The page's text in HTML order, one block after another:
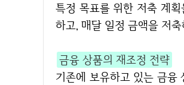
특정 목표를 위한 저축 계
하고, 매달 일정 금액을 저
금융 상품의 재조정 전략
기존에 보유하고 있는 금융